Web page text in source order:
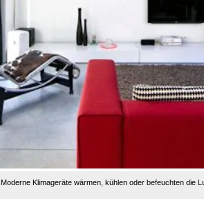
Klimageräte wärmen, kühlen oder befeuchten die